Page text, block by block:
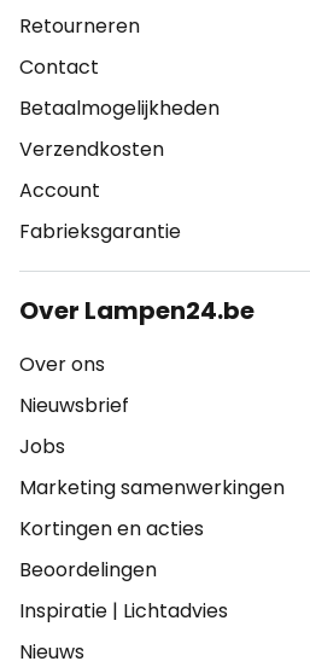
Retourneren
Contact
Betaalmogelijkheden
Verzendkosten
Account
Fabrieksgarantie
Over Lampen24.be
Over ons
Nieuwsbrief
Jobs
Marketing samenwerkingen
Kortingen en acties
Beoordelingen
Inspiratie | Lichtadvies
Nieuws